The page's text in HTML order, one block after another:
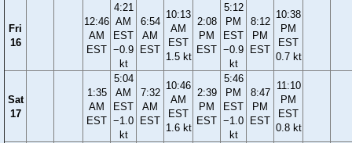
Fri
16
12:46
AM
EST
4:21
AM
EST
−0.9
kt
6:54
AM
EST
10:13
AM
EST
1.5 kt
2:08
PM
EST
5:12
PM
EST
−0.9
kt
8:12
PM
EST
10:38
PM
EST
0.7 kt
Sat
17
1:35
AM
EST
5:04
AM
EST
−1.0
kt
7:32
AM
EST
10:46
AM
EST
1.6 kt
2:39
PM
EST
5:46
PM
EST
−1.0
kt
8:47
PM
EST
11:10
PM
EST
0.8 kt